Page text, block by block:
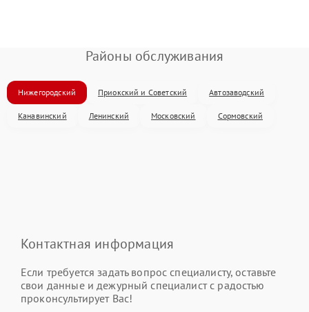
Районы обслуживания
Нижегородский Приокский и Советский Автозаводский
Канавинский Ленинский Московский Сормовский
Контактная информация
Если требуется задать вопрос специалисту, оставьте
свои данные и дежурный специалист с радостью
проконсультирует Вас!